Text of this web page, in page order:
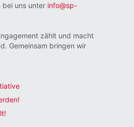
bei uns unter info@sp-
zählt und macht
Gemeinsam bringen wir